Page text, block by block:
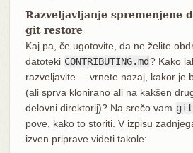
Razveljavljanje spremenjene
git restore
Kaj pa, če ugotovite, da ne želite
datoteki CONTRIBUTING.md? Kako
razveljavite — vrnete nazaj, kakor je
(ali sprva klonirano ali na kakšen
delovni direktorij)? Na srečo vam
pove, kako to storiti. V izpisu
izven priprave videti takole: